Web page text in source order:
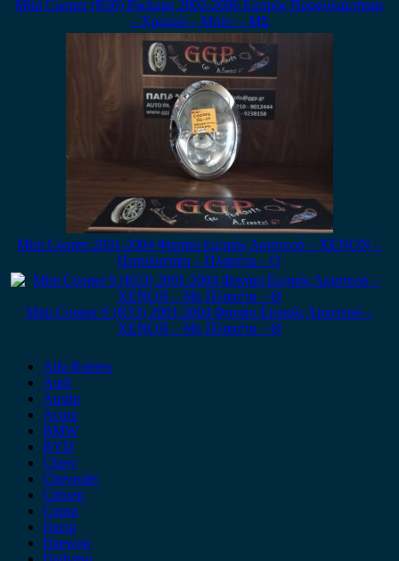
Mini Cooper (R50) Package 2002-2006 Εμπρός Προφυλακτήρας
– Χρώμιο – Μπλε – ΜΣ
Mini Cooper 2001-2004 Φανάρι Εμπρός Αριστερό – XENON –
Πιτσιλιστήρι – Πλακέτα – Ο
Mini Cooper S (R53) 2001-2004 Φανάρι Εμπρός Αριστερό –
XENON – Με Πλακέτα – Θ
Alfa Romeo
Audi
Austin
Acura
BMW
BYD
Chery
Chevrolet
Citroen
Cupra
Dacia
Daewoo